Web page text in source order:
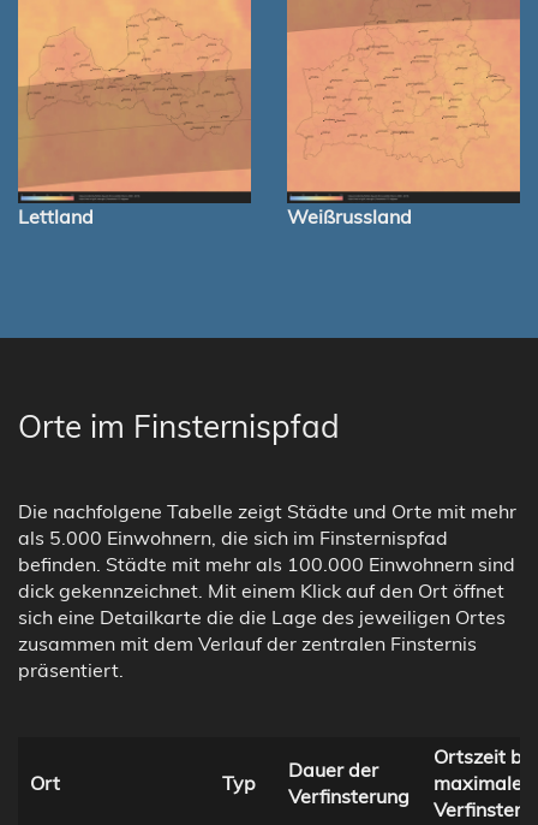
Lettland Weißrussland
Orte im Finsternispfad
Die nachfolgene Tabelle zeigt Städte und Orte mit mehr
als 5.000 Einwohnern, die sich im Finsternispfad
befinden. Städte mit mehr als 100.000 Einwohnern sind
dick gekennzeichnet. Mit einem Klick auf den Ort öffnet
sich eine Detailkarte die die Lage des jeweiligen Ortes
zusammen mit dem Verlauf der zentralen Finsternis
präsentiert.
Ort Typ
Dauer der
Verfinsterung
Ortszeit bei
maximaler